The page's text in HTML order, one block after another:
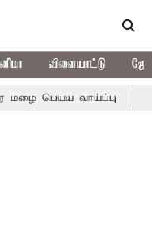
விளையாட்டு
வாய்ப்பு கொரிய